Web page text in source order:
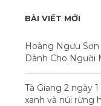
BÀI VIẾT MỚI
Hoàng Ngưu
Dành Cho Người
Tà Giang 2 ngày
xanh và núi rừng